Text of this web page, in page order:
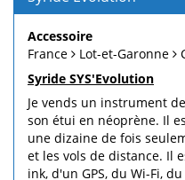
Accessoire
France
Lot-et-Garonne
Syride SYS'Evolution
Je vends un instrument
son étui en néoprène. Il
une dizaine de fois
et les vols de distance. Il
ink, d'un GPS, du Wi-Fi,